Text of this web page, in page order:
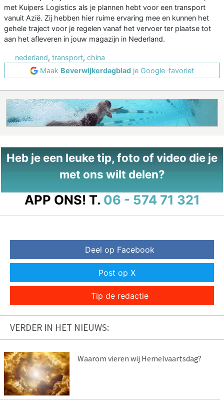
met Kuipers Logistics als je plannen hebt voor een transport
vanuit Azië. Zij hebben hier ruime ervaring mee en kunnen het
gehele traject voor je regelen vanaf het vervoer ter plaatse tot
aan het afleveren in jouw magazijn in Nederland.
nederland, transport, china
Maak Beverwijkerdagblad je Google-favoriet
Heb je een leuke tip, foto of video die je
met ons wilt delen?
APP ONS! T. 06 - 574 71 321
Deel op Facebook
Post op X
Tip de redactie
VERDER IN HET NIEUWS:
Waarom vieren wij Hemelvaartsdag?